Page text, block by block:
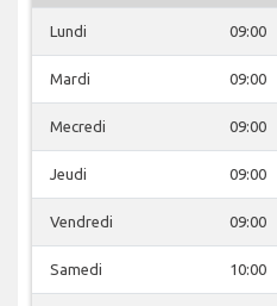
Lundi 09:00
Mardi 09:00
Mecredi 09:00
Jeudi 09:00
Vendredi 09:00
Samedi 10:00